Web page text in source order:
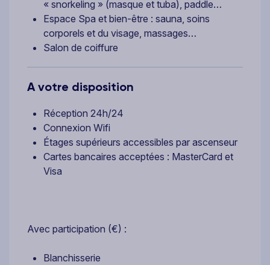
« snorkeling » (masque et tuba), paddle…
Espace Spa et bien-être : sauna, soins
corporels et du visage, massages…
Salon de coiffure
A votre disposition
Réception 24h/24
Connexion Wifi
Étages supérieurs accessibles par ascenseur
Cartes bancaires acceptées : MasterCard et
Visa
Avec participation (€) :
Blanchisserie